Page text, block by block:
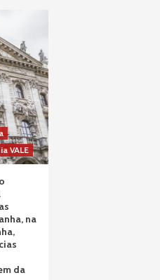
processo contra
tragédia
VALE
na
da